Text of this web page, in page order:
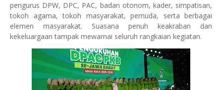
pengurus DPW, DPC, PAC, badan otonom, kader, simpatisan,
tokoh agama, tokoh masyarakat, pemuda, serta berbagai
elemen masyarakat. Suasana penuh keakraban dan
kekeluargaan tampak mewarnai seluruh rangkaian kegiatan.